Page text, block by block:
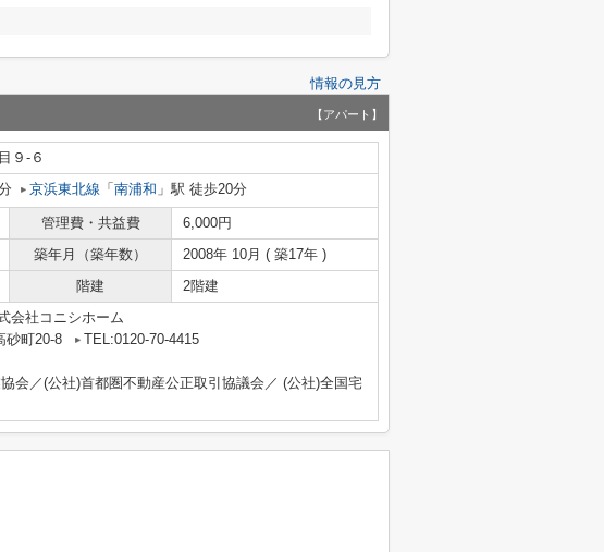
情報の見方
【アパート】
９-６
京浜東北線 「 南浦和 」駅 徒歩20分
管理費・共益費
6,000円
築年月（築年数）
2008年 10月 ( 築17年 )
階建 2階建
会社コニシホーム
砂町20-8
TEL:0120-70-4415
会／(公社)首都圏不動産公正取引協議会／ (公社)全国宅